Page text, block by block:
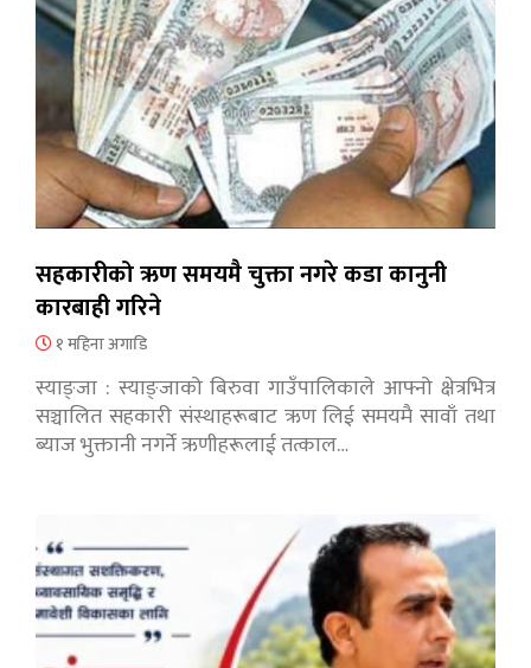
सहकारीको ऋण समयमै चुक्ता नगरे कडा कानुनी
कारबाही गरिने
१ महिना अगाडि
स्याङ्जा : स्याङ्जाको बिरुवा गाउँपालिकाले आफ्नो क्षेत्रभित्र
सञ्चालित सहकारी संस्थाहरूबाट ऋण लिई समयमै सावाँ तथा
ब्याज भुक्तानी नगर्ने ऋणीहरूलाई तत्काल…